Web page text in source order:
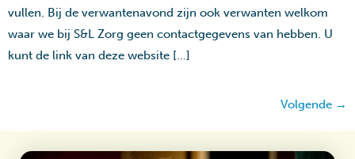
vullen. Bij de verwantenavond zijn ook verwanten welkom
waar we bij S&L Zorg geen contactgegevens van hebben. U
kunt de link van deze website […]
Volgende →